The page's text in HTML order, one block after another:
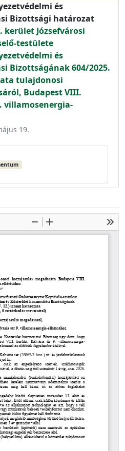
és
Bizottsági határozat
kerület Józsefvárosi
testülete
és
Bizottságának 604/2025.
tulajdonosi
Budapest VIII.
villamosenergia-
19.